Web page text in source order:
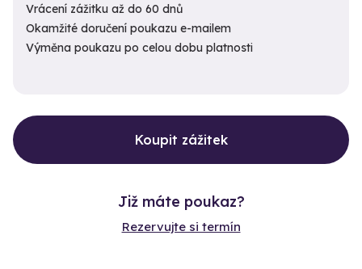
Vrácení zážitku až do 60 dnů
Okamžité doručení poukazu e-mailem
Výměna poukazu po celou dobu platnosti
Koupit zážitek
Již máte poukaz?
Rezervujte si termín